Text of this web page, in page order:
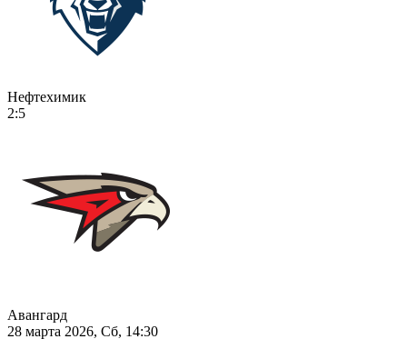
Нефтехимик
2:5
Авангард
28 марта 2026, Сб, 14:30